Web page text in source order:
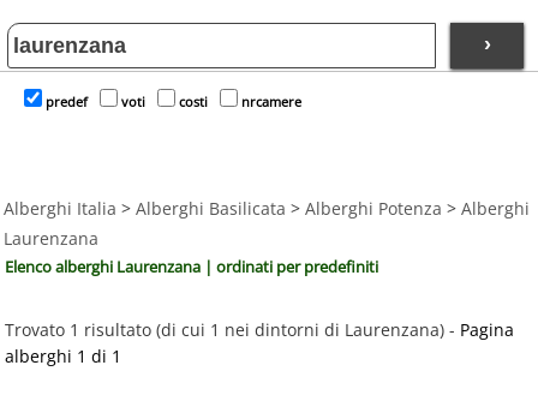
›
predef voti costi nrcamere
Alberghi Italia > Alberghi Basilicata > Alberghi Potenza > Alberghi
Laurenzana
Elenco alberghi Laurenzana | ordinati per predefiniti
Trovato 1 risultato (di cui 1 nei dintorni di Laurenzana) - Pagina
alberghi 1 di 1